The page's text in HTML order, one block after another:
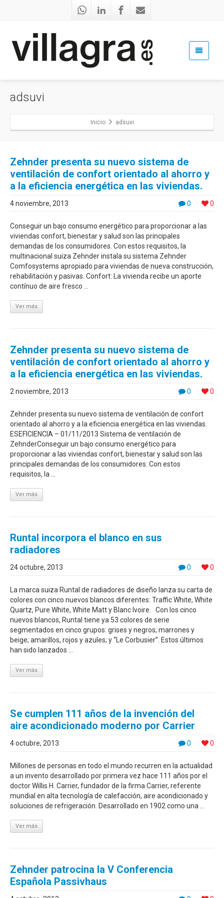
adsuvi
Inicio adsuvi
Zehnder presenta su nuevo sistema de
ventilación de confort orientado al ahorro y
a la eficiencia energética en las viviendas.
0 0
4 noviembre, 2013
Conseguir un bajo consumo energético para proporcionar a las
viviendas confort, bienestar y salud son las principales
demandas de los consumidores. Con estos requisitos, la
multinacional suiza Zehnder instala su sistema Zehnder
Comfosystems apropiado para viviendas de nueva construcción,
rehabilitación y pasivas. Confort: La vivienda recibe un aporte
contínuo de aire fresco ...
Ver más
Zehnder presenta su nuevo sistema de
ventilación de confort orientado al ahorro y
a la eficiencia energética en las viviendas.
0 0
2 noviembre, 2013
Zehnder presenta su nuevo sistema de ventilación de confort
orientado al ahorro y a la eficiencia energética en las viviendas.
ESEFICIENCIA – 01/11/2013 Sistema de ventilación de
ZehnderConseguir un bajo consumo energético para
proporcionar a las viviendas confort, bienestar y salud son las
principales demandas de los consumidores. Con estos
requisitos, la ...
Ver más
Runtal incorpora el blanco en sus
radiadores
0 0
24 octubre, 2013
La marca suiza Runtal de radiadores de diseño lanza su carta de
colores con cinco nuevos blancos diferentes: Traffic White, White
Quartz, Pure White, White Matt y Blanc Ivoire. Con los cinco
nuevos blancos, Runtal tiene ya 53 colores de serie
segmentados en cinco grupos: grises y negros; marrones y
beige; amarillos, rojos y azules; y “Le Corbusier”. Estos últimos
han sido lanzados ...
Ver más
Se cumplen 111 años de la invención del
aire acondicionado moderno por Carrier
0 0
4 octubre, 2013
Millones de personas en todo el mundo recurren en la actualidad
a un invento desarrollado por primera vez hace 111 años por el
doctor Willis H. Carrier, fundador de la firma Carrier, referente
mundial en alta tecnología de calefacción, aire acondicionado y
soluciones de refrigeración. Desarrollado en 1902 como una ...
Ver más
Zehnder patrocina la V Conferencia
Española Passivhaus